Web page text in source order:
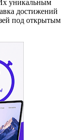
уникальным
достижений
под открытым